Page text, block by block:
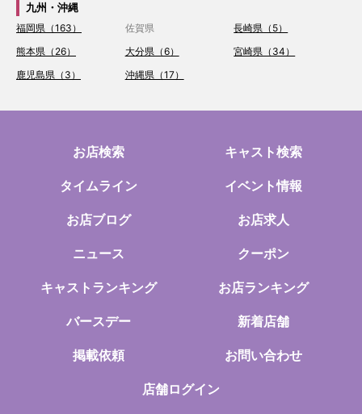
九州・沖縄
福岡県（163） 佐賀県
長崎県（5）
熊本県（26）
大分県（6）
宮崎県（34）
鹿児島県（3）
沖縄県（17）
お店検索 キャスト検索
タイムライン イベント情報
お店ブログ お店求人
ニュース クーポン
キャストランキング お店ランキング
バースデー 新着店舗
掲載依頼 お問い合わせ
店舗ログイン